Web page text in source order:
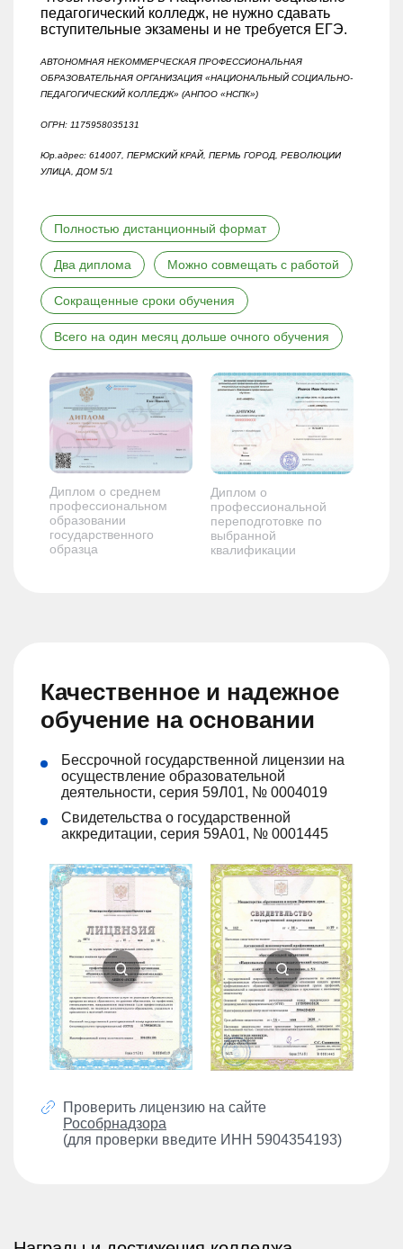
Полностью дистанционный формат
Два диплома Можно совмещать с работой
Сокращенные сроки обучения
Всего на один месяц дольше очного обучения
педагогический колледж, не нужно сдавать
вступительные экзамены и не требуется ЕГЭ.
АВТОНОМНАЯ НЕКОММЕРЧЕСКАЯ ПРОФЕССИОНАЛЬНАЯ
ОБРАЗОВАТЕЛЬНАЯ ОРГАНИЗАЦИЯ «НАЦИОНАЛЬНЫЙ СОЦИАЛЬНО-
ПЕДАГОГИЧЕСКИЙ КОЛЛЕДЖ» (АНПОО «НСПК»)
ОГРН: 1175958035131
Юр.адрес: 614007, ПЕРМСКИЙ КРАЙ, ПЕРМЬ ГОРОД, РЕВОЛЮЦИИ
УЛИЦА, ДОМ 5/1
Диплом о среднем
профессиональном
образовании
государственного
образца
Диплом о
профессиональной
переподготовке по
выбранной
квалификации
Качественное и надежное
обучение на основании
Бессрочной государственной лицензии на
осуществление образовательной
деятельности, серия 59Л01, № 0004019
Свидетельства о государственной
аккредитации, серия 59А01, № 0001445
Проверить лицензию на сайте
Рособрнадзора
(для проверки введите ИНН 5904354193)